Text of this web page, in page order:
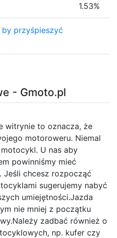
- Gmoto.pl
witrynie to oznacza, że
motoroweru. Niemal
U nas aby
powinniśmy mieć
Jeśli chcesz rozpocząć
sugerujemy nabyć
umiejętności.Jazda
nie mniej z początku
zadbać również o
np. kufer czy
1.53%
przyśpieszyć